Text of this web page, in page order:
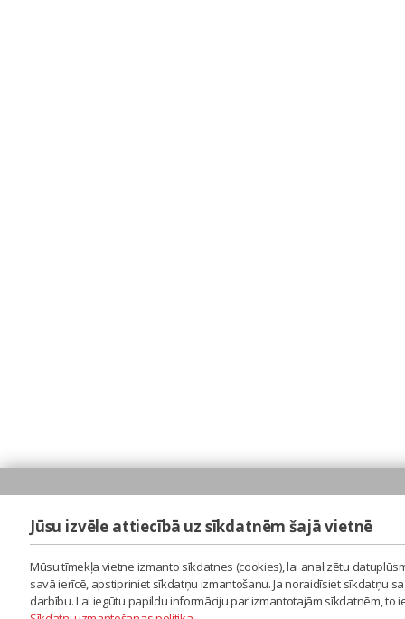
Jūsu izvēle attiecībā uz sīkdatnēm šajā vietnē
Mūsu tīmekļa vietne izmanto sīkdatnes (cookies), lai analizētu
savā ierīcē, apstipriniet sīkdatņu izmantošanu. Ja noraidīsiet sīkdatņu
darbību. Lai iegūtu papildu informāciju par izmantotajām sīkdatnēm,